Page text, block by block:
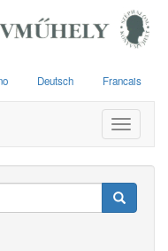
Deutsch Francais
Toggle